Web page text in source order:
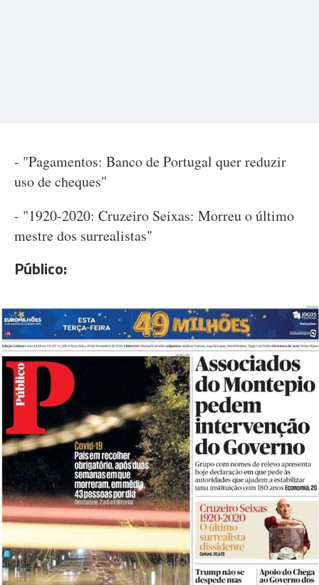
- "Pagamentos: Banco de Portugal quer reduzir
uso de cheques"
- "1920-2020: Cruzeiro Seixas: Morreu o último
mestre dos surrealistas"
Público: